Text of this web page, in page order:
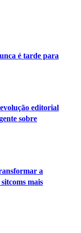
é tarde para
editorial
sobre
a
mais